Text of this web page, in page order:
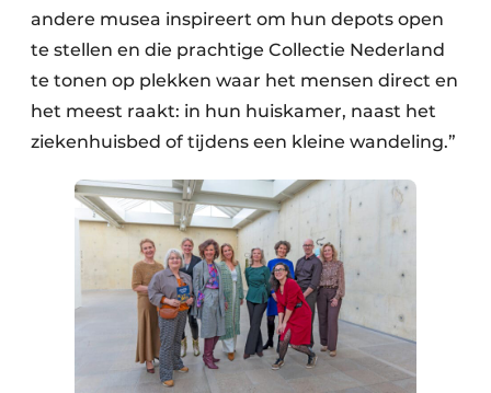
andere musea inspireert om hun depots open
te stellen en die prachtige Collectie Nederland
te tonen op plekken waar het mensen direct en
het meest raakt: in hun huiskamer, naast het
ziekenhuisbed of tijdens een kleine wandeling.”